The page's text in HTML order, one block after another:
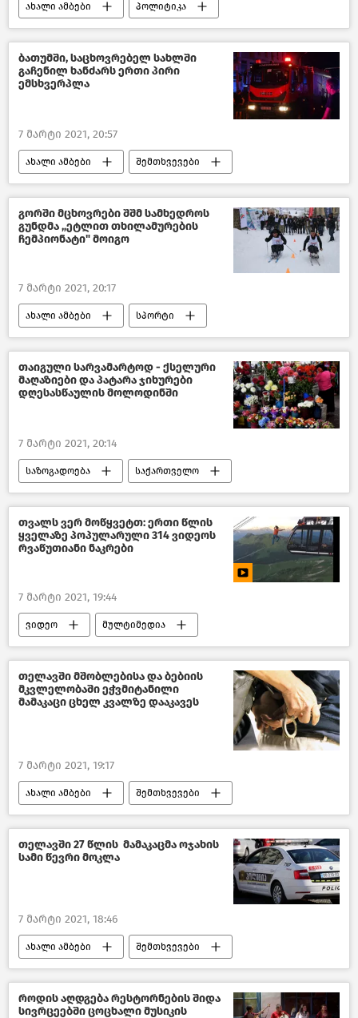
ახალი ამბები პოლიტიკა
საქართველო
ბათუმში, საცხოვრებელ სახლში
გაჩენილ ხანძარს ერთი პირი
ემსხვერპლა
7 მარტი 2021, 20:57
ახალი ამბები შემთხვევები
საქართველო
გორში მცხოვრები შშმ სამხედროს
გუნდმა „ეტლით თხილამურების
ჩემპიონატი" მოიგო
7 მარტი 2021, 20:17
ახალი ამბები სპორტი
თაიგული სარვამარტოდ - ქსელური
მაღაზიები და პატარა ჯიხურები
დღესასწაულის მოლოდინში
7 მარტი 2021, 20:14
საზოგადოება საქართველო
თვალს ვერ მოწყვეტთ: ერთი წლის
ყველაზე პოპულარული 314 ვიდეოს
რვაწუთიანი ნაკრები
7 მარტი 2021, 19:44
ვიდეო მულტიმედია
თელავში მშობლებისა და ბებიის
მკვლელობაში ეჭვმიტანილი
მამაკაცი ცხელ კვალზე დააკავეს
7 მარტი 2021, 19:17
ახალი ამბები შემთხვევები
საქართველო
თელავში 27 წლის მამაკაცმა ოჯახის
სამი წევრი მოკლა
7 მარტი 2021, 18:46
ახალი ამბები შემთხვევები
საქართველო
როდის აღდგება რესტორნების შიდა
სივრცეებში ცოცხალი მუსიკის